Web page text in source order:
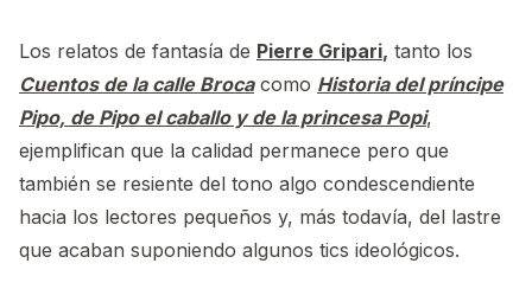
Los relatos de fantasía de Pierre Gripari, tanto los
Cuentos de la calle Brocacomo Historia del príncipe
Pipo, de Pipo el caballo y de la princesa Popi,
ejemplifican que la calidad permanece pero que
también se resiente del tono algo condescendiente
hacia los lectores pequeños y, más todavía, del lastre
que acaban suponiendo algunos tics ideológicos.